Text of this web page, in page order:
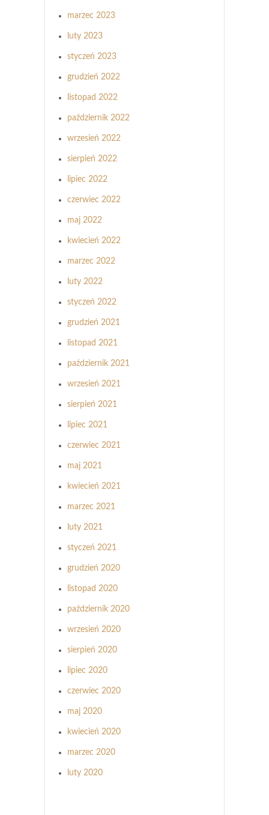
marzec 2023
luty 2023
styczeń 2023
grudzień 2022
listopad 2022
październik 2022
wrzesień 2022
sierpień 2022
lipiec 2022
czerwiec 2022
maj 2022
kwiecień 2022
marzec 2022
luty 2022
styczeń 2022
grudzień 2021
listopad 2021
październik 2021
wrzesień 2021
sierpień 2021
lipiec 2021
czerwiec 2021
maj 2021
kwiecień 2021
marzec 2021
luty 2021
styczeń 2021
grudzień 2020
listopad 2020
październik 2020
wrzesień 2020
sierpień 2020
lipiec 2020
czerwiec 2020
maj 2020
kwiecień 2020
marzec 2020
luty 2020